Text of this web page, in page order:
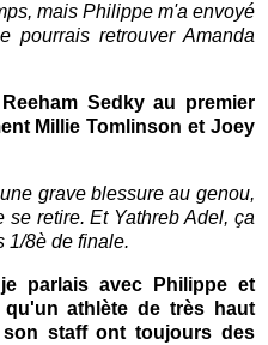
mais Philippe m'a envoyé
pourrais retrouver Amanda
Sedky au premier
Millie Tomlinson et Joey
grave blessure au genou,
retire. Et Yathreb Adel, ça
1/8è de finale.
parlais avec Philippe et
athlète de très haut
staff ont toujours des